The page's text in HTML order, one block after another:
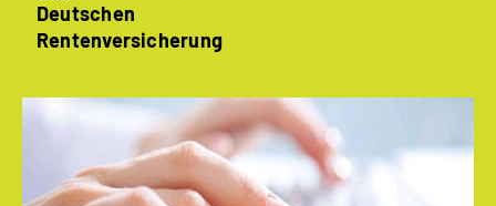
Deutschen
Rentenversicherung